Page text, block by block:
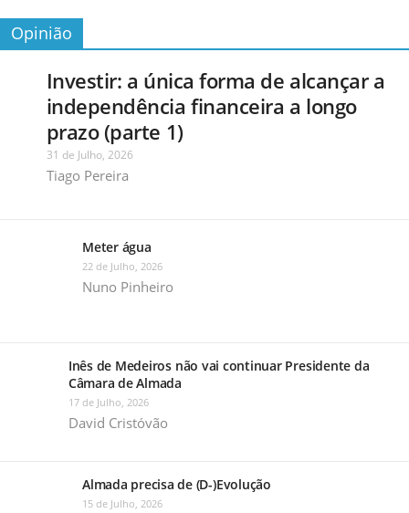
Opinião
Investir: a única forma de alcançar a
independência financeira a longo
prazo (parte 1)
31 de Julho, 2026
Tiago Pereira
Meter água
22 de Julho, 2026
Nuno Pinheiro
Inês de Medeiros não vai continuar Presidente da
Câmara de Almada
17 de Julho, 2026
David Cristóvão
Almada precisa de (D-)Evolução
15 de Julho, 2026